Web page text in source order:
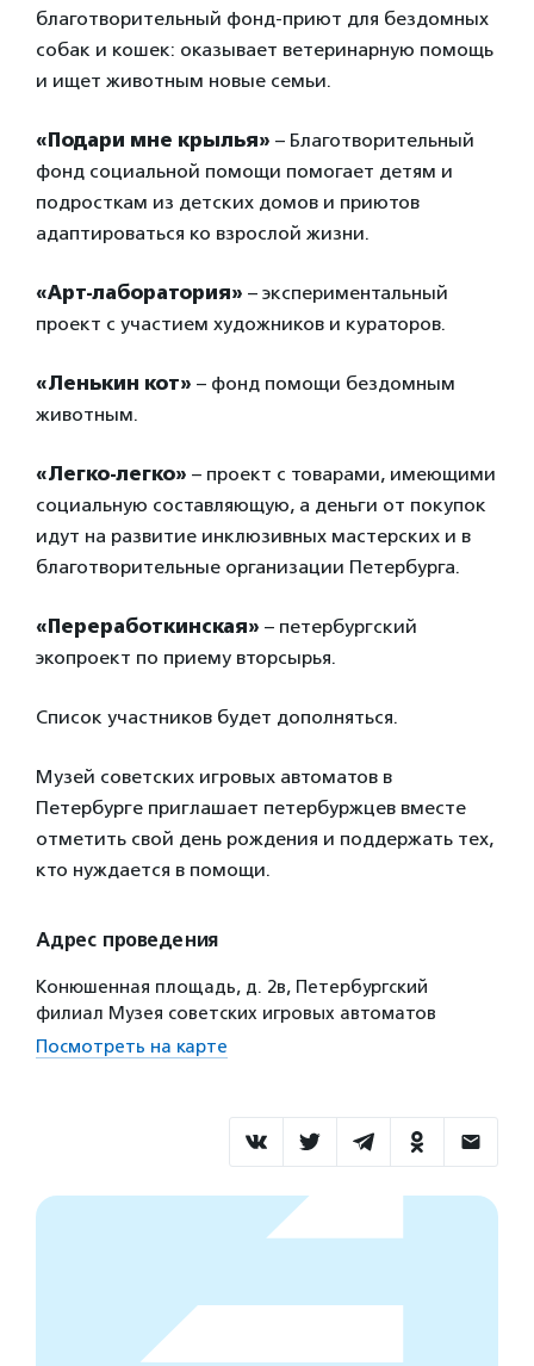
благотворительный фонд-приют для бездомных
собак и кошек: оказывает ветеринарную помощь
и ищет животным новые семьи.
«Подари мне крылья» – Благотворительный
фонд социальной помощи помогает детям и
подросткам из детских домов и приютов
адаптироваться ко взрослой жизни.
«Арт-лаборатория» – экспериментальный
проект с участием художников и кураторов.
«Ленькин кот» – фонд помощи бездомным
животным.
«Легко-легко» – проект с товарами, имеющими
социальную составляющую, а деньги от покупок
идут на развитие инклюзивных мастерских и в
благотворительные организации Петербурга.
«Переработкинская» – петербургский
экопроект по приему вторсырья.
Список участников будет дополняться.
Музей советских игровых автоматов в
Петербурге приглашает петербуржцев вместе
отметить свой день рождения и поддержать тех,
кто нуждается в помощи.
Адрес проведения
Конюшенная площадь, д. 2в, Петербургский
филиал Музея советских игровых автоматов
Посмотреть на карте